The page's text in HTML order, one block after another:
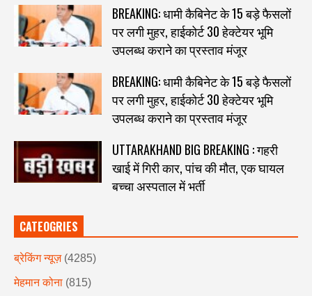
BREAKING: धामी कैबिनेट के 15 बड़े फैसलों
पर लगी मुहर, हाईकोर्ट 30 हेक्टेयर भूमि
उपलब्ध कराने का प्रस्ताव मंजूर
BREAKING: धामी कैबिनेट के 15 बड़े फैसलों
पर लगी मुहर, हाईकोर्ट 30 हेक्टेयर भूमि
उपलब्ध कराने का प्रस्ताव मंजूर
UTTARAKHAND BIG BREAKING : गहरी
खाई में गिरी कार, पांच की मौत, एक घायल
बच्चा अस्पताल में भर्ती
CATEOGRIES
ब्रेकिंग न्यूज़ (4285)
मेहमान कोना (815)